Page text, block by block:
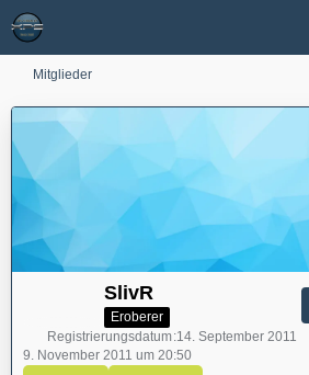
Mitglieder
SlivR
Eroberer
Registrierungsdatum 14. September 2011
9. November 2011 um 20:50